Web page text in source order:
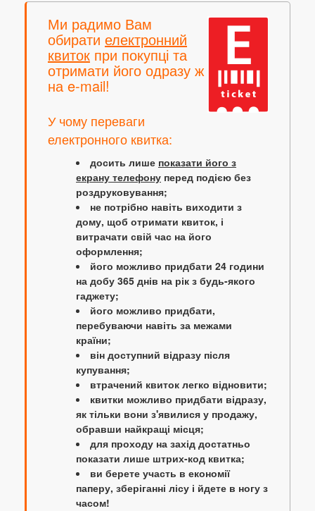
Ми радимо Вам
обирати електронний
квиток при покупці та
отримати його одразу ж
на e-mail!
У чому переваги
електронного квитка:
досить лише показати його з
екрану телефону перед подією без
роздруковування;
не потрібно навіть виходити з
дому, щоб отримати квиток, і
витрачати свій час на його
оформлення;
його можливо придбати 24 години
на добу 365 днів на рік з будь-якого
гаджету;
його можливо придбати,
перебуваючи навіть за межами
країни;
він доступний відразу після
купування;
втрачений квиток легко відновити;
квитки можливо придбати відразу,
як тільки вони з'явилися у продажу,
обравши найкращі місця;
для проходу на захід достатньо
показати лише штрих-код квитка;
ви берете участь в економії
паперу, зберіганні лісу і йдете в ногу з
часом!